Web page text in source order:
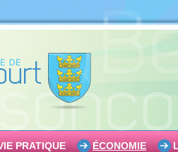
PRATIQUE ÉCONOMIE